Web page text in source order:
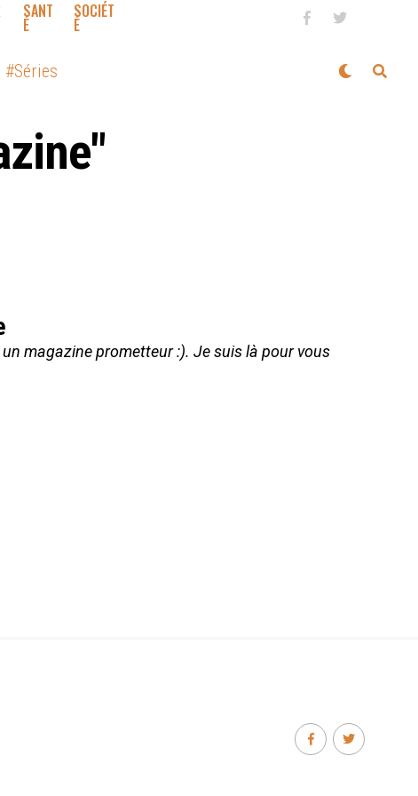
SANT
É
SOCIÉT
É
#Séries
un magazine prometteur :). Je suis là pour vous